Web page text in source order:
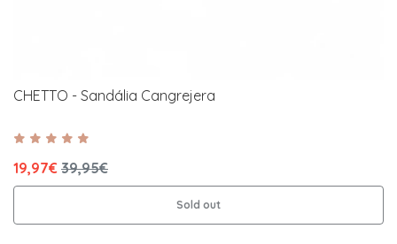
CHETTO - Sandália Cangrejera
19,97€ 39,95€
Sold out